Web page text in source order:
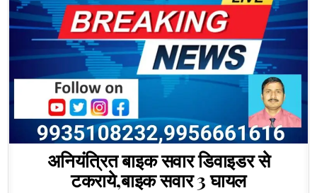
अनियंत्रित बाइक सवार डिवाइडर से
टकराये,बाइक सवार 3 घायल